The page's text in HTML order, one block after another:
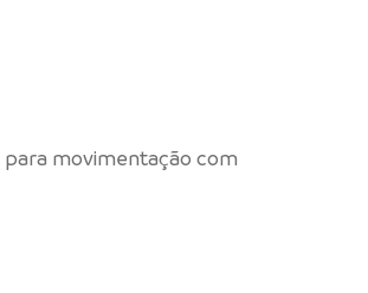
para movimentação com